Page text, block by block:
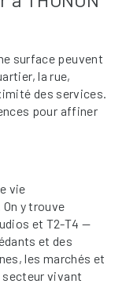
surface peuvent
la rue,
des services.
pour affiner
vie
y trouve
et T2-T4 —
et des
les marchés et
vivant